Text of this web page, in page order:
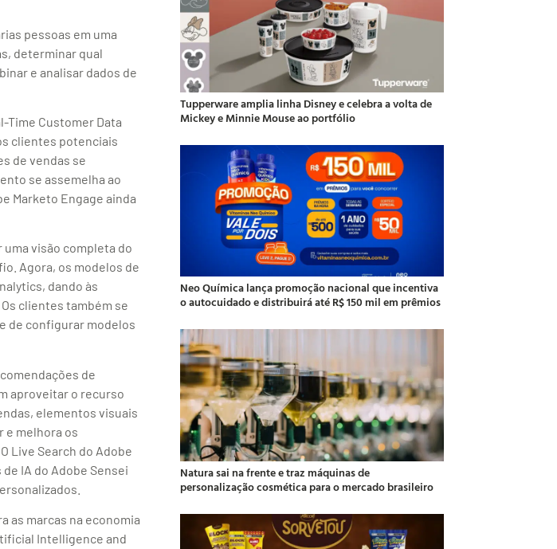
pessoas em uma
determinar qual
e analisar dados de
Time Customer Data
clientes potenciais
de vendas se
se assemelha ao
Marketo Engage ainda
uma visão completa do
Agora, os modelos de
dando às
clientes também se
de configurar modelos
de
aproveitar o recurso
elementos visuais
e melhora os
Live Search do Adobe
IA do Adobe Sensei
as marcas na economia
Intelligence and
Tupperware amplia linha Disney e celebra a volta de
Mickey e Minnie Mouse ao portfólio
Neo Química lança promoção nacional que incentiva
o autocuidado e distribuirá até R$ 150 mil em prêmios
Natura sai na frente e traz máquinas de
personalização cosmética para o mercado brasileiro